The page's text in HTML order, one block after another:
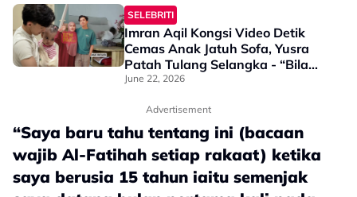
SELEBRITI
Imran Aqil Kongsi Video Detik
Cemas Anak Jatuh Sofa, Yusra
Patah Tulang Selangka - “Bila
Nampak Dia Menangis & Tak
June 22, 2026
Advertisement
“Saya baru tahu tentang ini (bacaan
wajib Al-Fatihah setiap rakaat) ketika
saya berusia 15 tahun iaitu semenjak